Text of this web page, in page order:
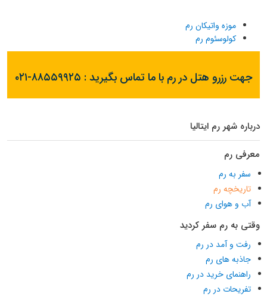
موزه واتیکان رم
کولوسئوم رم
جهت رزرو هتل در رم با ما تماس بگیرید : ۰۲۱-۸۸۵۵۹۹۲۵
درباره شهر رم ایتالیا
معرفی رم
سفر به رم
تاریخچه رم
آب و هوای رم
وقتی به رم سفر کردید
رفت و آمد در رم
جاذبه های رم
راهنمای خرید در رم
تفریحات در رم